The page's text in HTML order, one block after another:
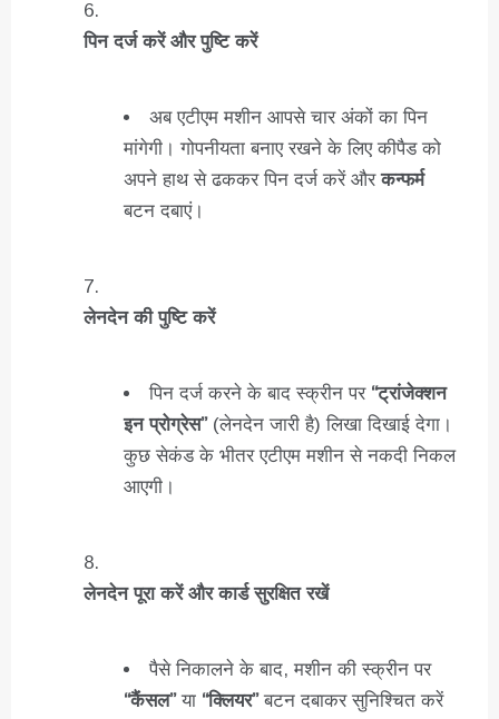
पिन दर्ज करें और पुष्टि करें
अब एटीएम मशीन आपसे चार अंकों का पिन
मांगेगी। गोपनीयता बनाए रखने के लिए कीपैड को
अपने हाथ से ढककर पिन दर्ज करें औरकन्फर्म
बटन दबाएं।
लेनदेन की पुष्टि करें
पिन दर्ज करने के बाद स्क्रीन पर “ट्रांजेक्शन
इन प्रोग्रेस”(लेनदेन जारी है) लिखा दिखाई देगा।
कुछ सेकंड के भीतर एटीएम मशीन से नकदी निकल
आएगी।
लेनदेन पूरा करें और कार्ड सुरक्षित रखें
पैसे निकालने के बाद, मशीन की स्क्रीन पर
“कैंसल”या “क्लियर”बटन दबाकर सुनिश्चित करें